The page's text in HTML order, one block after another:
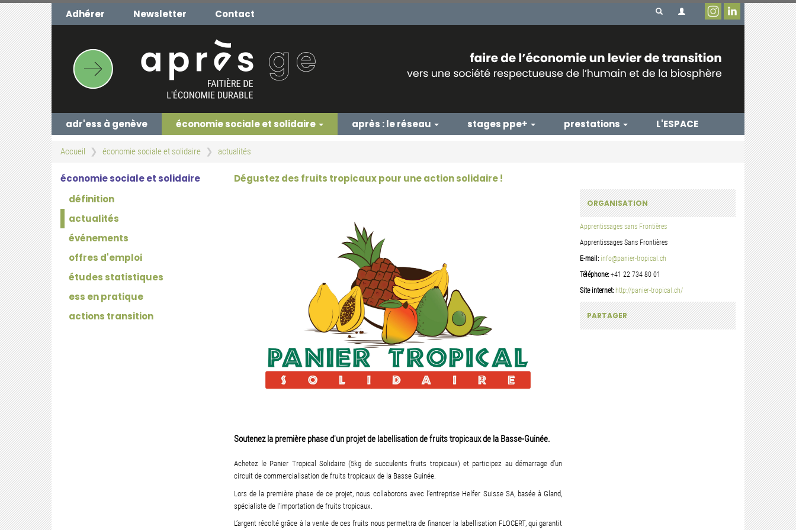
Aller
au
contenu
principal
Adhérer Newsletter Contact
adr'ess à genève économie sociale et solidaire après : le réseau stages ppe+ prestations L'ESPACE
Accueil économie sociale et solidaire actualités
économie sociale et solidaire
définition
actualités
événements
offres d'emploi
études statistiques
ess en pratique
actions transition
Dégustez des fruits tropicaux pour une action solidaire !
Soutenez la première phase d'un projet de labellisation de fruits tropicaux de la Basse-Guinée.
Achetez le Panier Tropical Solidaire (5kg de succulents fruits tropicaux) et participez au démarrage d’un
circuit de commercialisation de fruits tropicaux de la Basse Guinée.
Lors de la première phase de ce projet, nous collaborons avec l’entreprise Helfer Suisse SA, basée à Gland,
spécialiste de l’importation de fruits tropicaux.
L’argent récolté grâce à la vente de ces fruits nous permettra de financer la labellisation FLOCERT, qui garantit
ORGANISATION
Apprentissages sans Frontières
Apprentissages Sans Frontières
E-mail: info@panier-tropical.ch
Téléphone:+41 22 734 80 01
Site internet: http://panier-tropical.ch/
PARTAGER